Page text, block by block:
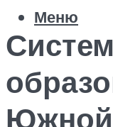
Меню
Южной